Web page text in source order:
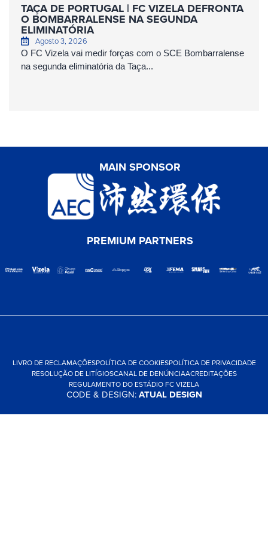
TAÇA DE PORTUGAL | FC VIZELA DEFRONTA
O BOMBARRALENSE NA SEGUNDA
ELIMINATÓRIA
Agosto 3, 2026
O FC Vizela vai medir forças com o SCE Bombarralense
na segunda eliminatória da Taça...
MAIN SPONSOR
PREMIUM PARTNERS
LIVRO DE RECLAMAÇÕESPOLÍTICA DE COOKIESPOLÍTICA DE PRIVACIDADE
RESOLUÇÃO DE LITÍGIOSCANAL DE DENÚNCIAACREDITAÇÕES
REGULAMENTO DO ESTÁDIO FC VIZELA
CODE & DESIGN:ATUAL DESIGN